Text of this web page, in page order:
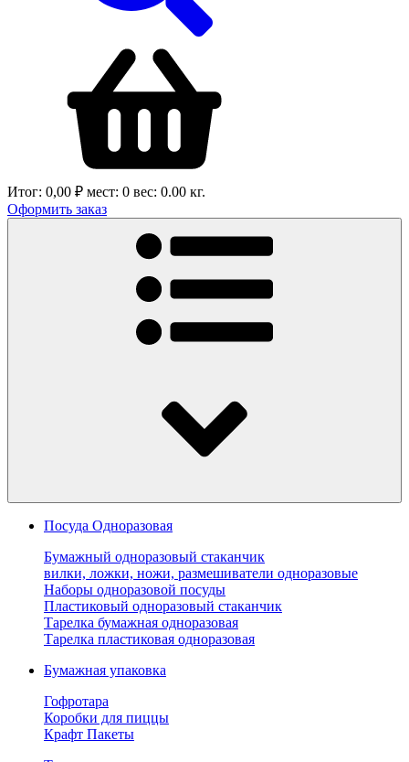
Итог: 0,00 ₽ мест: 0 вес: 0.00 кг.
Оформить заказ
Посуда Одноразовая
Бумажный одноразовый стаканчик
вилки, ложки, ножи, размешиватели одноразовые
Наборы одноразовой посуды
Пластиковый одноразовый стаканчик
Тарелка бумажная одноразовая
Тарелка пластиковая одноразовая
Бумажная упаковка
Гофротара
Коробки для пиццы
Крафт Пакеты